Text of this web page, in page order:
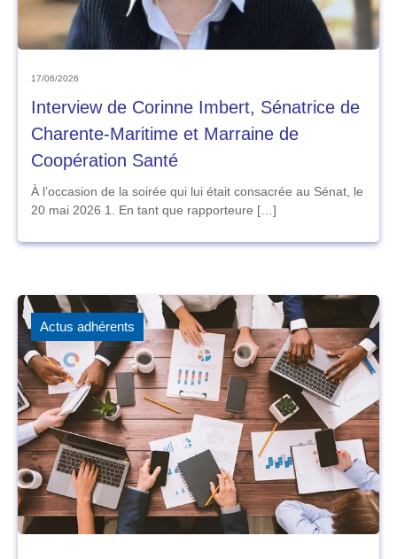
17/06/2026
Interview de Corinne Imbert, Sénatrice de
Charente-Maritime et Marraine de
Coopération Santé
À l’occasion de la soirée qui lui était consacrée au Sénat, le
20 mai 2026 1. En tant que rapporteure […]
Actus adhérents